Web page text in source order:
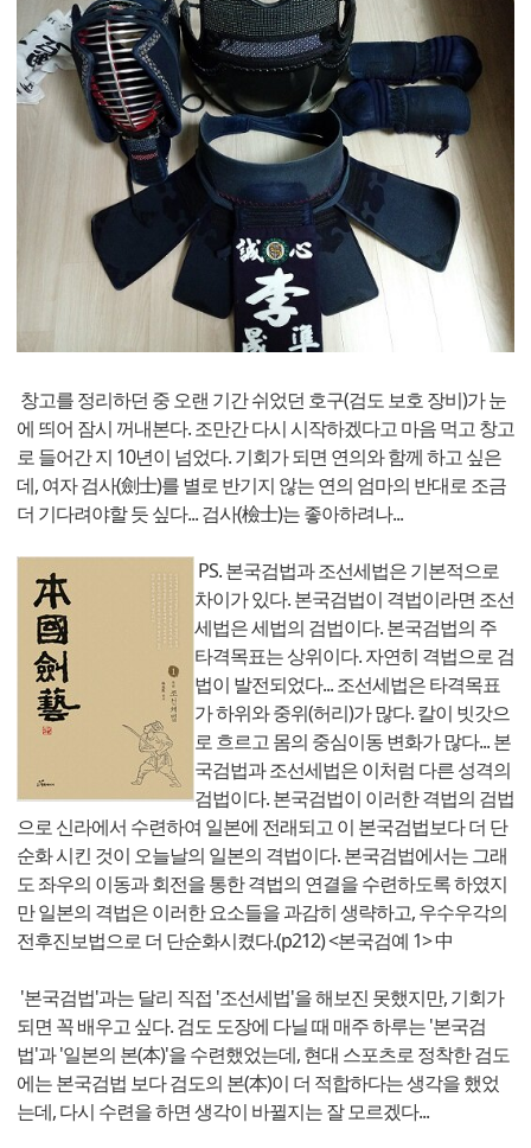
창고를 정리하던 중 오랜 기간 쉬었던 호구(검도 보호 장비)가 눈
에 띄어 잠시 꺼내본다. 조만간 다시 시작하겠다고 마음 먹고 창고
로 들어간 지 10년이 넘었다. 기회가 되면 연의와 함께 하고 싶은
데, 여자 검사(劍士)를 별로 반기지 않는 연의 엄마의 반대로 조금
더 기다려야할 듯 싶다... 검사(檢士)는 좋아하려나...
PS. 본국검법과 조선세법은 기본적으로
차이가 있다. 본국검법이 격법이라면 조선
세법은 세법의 검법이다. 본국검법의 주
타격목표는 상위이다. 자연히 격법으로 검
법이 발전되었다... 조선세법은 타격목표
가 하위와 중위(허리)가 많다. 칼이 빗갓으
로 흐르고 몸의 중심이동 변화가 많다... 본
국검법과 조선세법은 이처럼 다른 성격의
검법이다. 본국검법이 이러한 격법의 검법
으로 신라에서 수련하여 일본에 전래되고 이 본국검법보다 더 단
순화 시킨 것이 오늘날의 일본의 격법이다. 본국검법에서는 그래
도 좌우의 이동과 회전을 통한 격법의 연결을 수련하도록 하였지
만 일본의 격법은 이러한 요소들을 과감히 생략하고, 우수우각의
전후진보법으로 더 단순화시켰다.(p212) <본국검예 1> 中
'본국검법'과는 달리 직접 '조선세법'을 해보진 못했지만, 기회가
되면 꼭 배우고 싶다. 검도 도장에 다닐 때 매주 하루는 '본국검
법'과 '일본의 본(本)'을 수련했었는데, 현대 스포츠로 정착한 검도
에는 본국검법 보다 검도의 본(本)이 더 적합하다는 생각을 했었
는데, 다시 수련을 하면 생각이 바뀔지는 잘 모르겠다...